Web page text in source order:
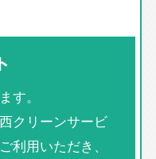
す。
クリーンサービ
利用いただき、